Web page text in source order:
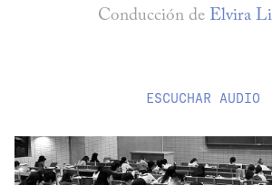
Conducción de Elvira
ESCUCHAR AUDIO